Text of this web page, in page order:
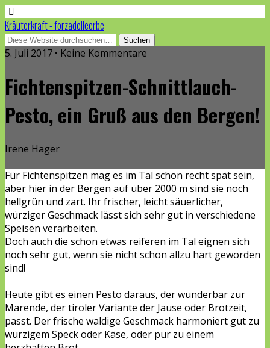
Kräuterkraft - forzadelleerbe
5. Juli 2017 • Keine Kommentare
Fichtenspitzen-Schnittlauch-
Pesto, ein Gruß aus den Bergen!
Irene Hager
Für Fichtenspitzen mag es im Tal schon recht spät sein,
aber hier in der Bergen auf über 2000 m sind sie noch
hellgrün und zart. Ihr frischer, leicht säuerlicher,
würziger Geschmack lässt sich sehr gut in verschiedene
Speisen verarbeiten.
Doch auch die schon etwas reiferen im Tal eignen sich
noch sehr gut, wenn sie nicht schon allzu hart geworden
sind!
Heute gibt es einen Pesto daraus, der wunderbar zur
Marende, der tiroler Variante der Jause oder Brotzeit,
passt. Der frische waldige Geschmack harmoniert gut zu
würzigem Speck oder Käse, oder pur zu einem